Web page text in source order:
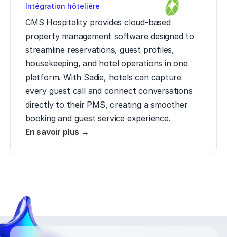
Intégration hôtelière
CMS Hospitality provides cloud-based
property management software designed to
streamline reservations, guest profiles,
housekeeping, and hotel operations in one
platform. With Sadie, hotels can capture
every guest call and connect conversations
directly to their PMS, creating a smoother
booking and guest service experience.
En savoir plus →